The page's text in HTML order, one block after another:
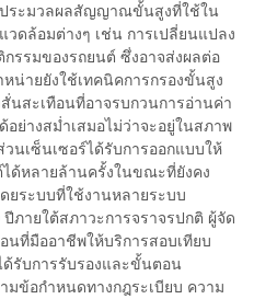
ประมวลผลสัญญาณขั้นสูงที่ใช้ใน
ดล้อมต่างๆ เช่น การเปลี่ยนแปลง
รมของรถยนต์ ซึ่งอาจส่งผลต่อ
น่ายยังใช้เทคนิคการกรองขั้นสูง
สะเทือนที่อาจรบกวนการอ่านค่า
อย่างสม่ำเสมอไม่ว่าจะอยู่ในสภาพ
นเซ็นเซอร์ได้รับการออกแบบให้
ด้หลายล้านครั้งในขณะที่ยังคง
ยระบบที่ใช้งานหลายระบบ
ภายใต้สภาวะการจราจรปกติ ผู้จัด
ที่มืออาชีพให้บริการสอบเทียบ
ด้รับการรับรองและขั้นตอน
มข้อกำหนดทางกฎระเบียบ ความ